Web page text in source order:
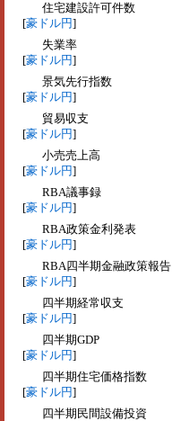
住宅建設許可件数
[豪ドル円]
失業率
[豪ドル円]
景気先行指数
[豪ドル円]
貿易収支
[豪ドル円]
小売売上高
[豪ドル円]
RBA議事録
[豪ドル円]
RBA政策金利発表
[豪ドル円]
RBA四半期金融政策報告
[豪ドル円]
四半期経常収支
[豪ドル円]
四半期GDP
[豪ドル円]
四半期住宅価格指数
[豪ドル円]
四半期民間設備投資